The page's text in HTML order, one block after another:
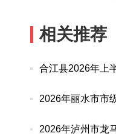
相关推荐